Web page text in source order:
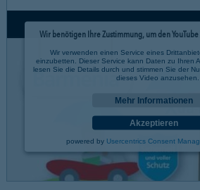
Wir benötigen Ihre Zustimmung, um den
Wir verwenden einen Service eines
einzubetten. Dieser Service kann Daten zu Ihren
lesen Sie die Details durch und stimmen Sie der
dieses Video anzusehen.
Mehr Informationen
Akzeptieren
powered by Usercentrics Consent